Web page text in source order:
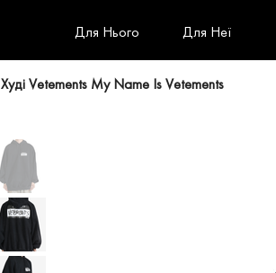
Для Нього Для Неї
Худі Vetements My Name Is Vetements